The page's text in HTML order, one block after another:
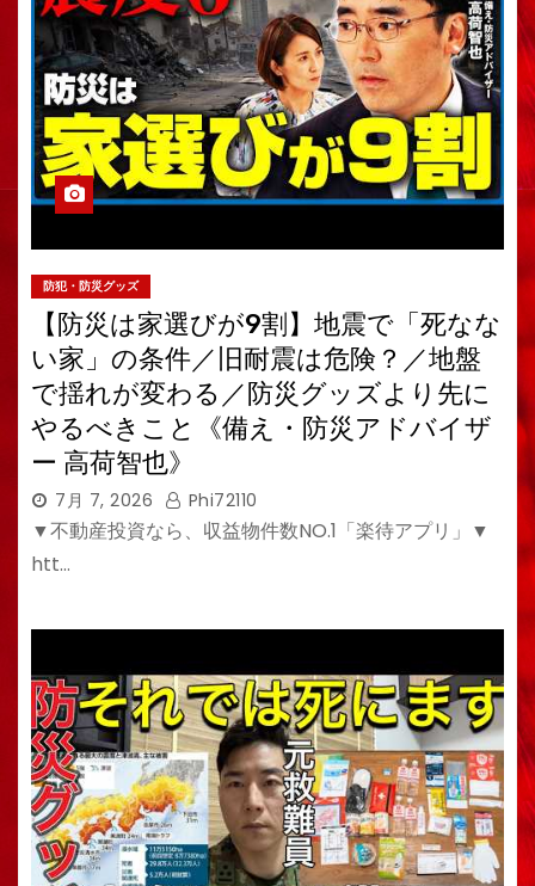
防犯・防災グッズ
【防災は家選びが9割】地震で「死なな
い家」の条件／旧耐震は危険？／地盤
で揺れが変わる／防災グッズより先に
やるべきこと《備え・防災アドバイザ
ー 高荷智也》
7月 7, 2026 Phi72110
▼不動産投資なら、収益物件数NO.1「楽待アプリ」▼
htt…